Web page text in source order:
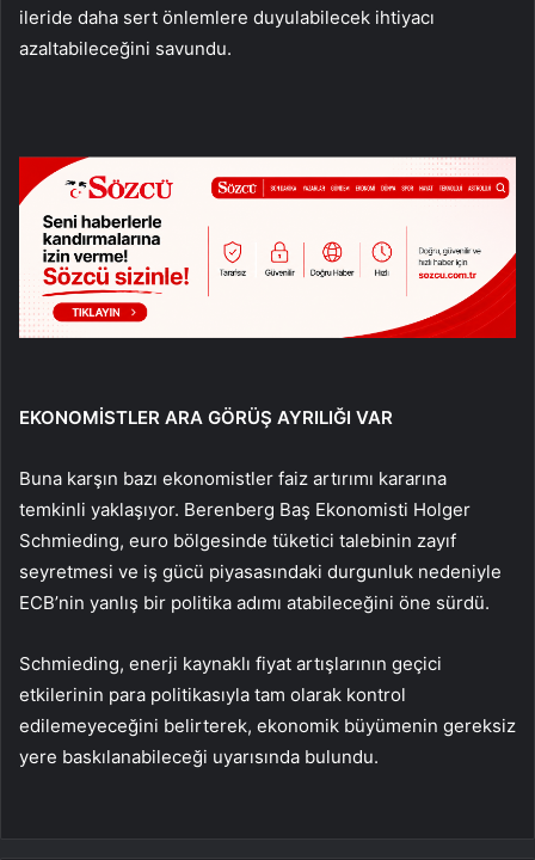
ileride daha sert önlemlere duyulabilecek ihtiyacı
azaltabileceğini savundu.
EKONOMİSTLER ARA GÖRÜŞ AYRILIĞI VAR
Buna karşın bazı ekonomistler faiz artırımı kararına
temkinli yaklaşıyor. Berenberg Baş Ekonomisti Holger
Schmieding, euro bölgesinde tüketici talebinin zayıf
seyretmesi ve iş gücü piyasasındaki durgunluk nedeniyle
ECB’nin yanlış bir politika adımı atabileceğini öne sürdü.
Schmieding, enerji kaynaklı fiyat artışlarının geçici
etkilerinin para politikasıyla tam olarak kontrol
edilemeyeceğini belirterek, ekonomik büyümenin gereksiz
yere baskılanabileceği uyarısında bulundu.